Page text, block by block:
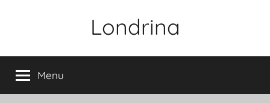
conteúdo
Londrina
Menu